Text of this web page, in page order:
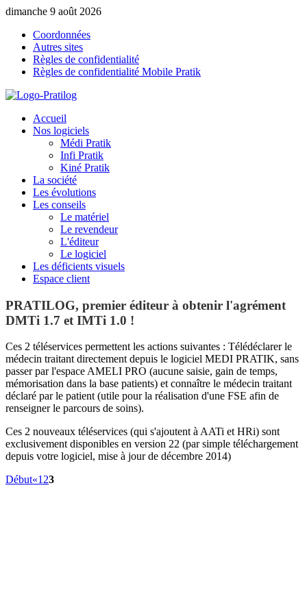
dimanche 9 août 2026
Coordonnées
Autres sites
Règles de confidentialité
Règles de confidentialité Mobile Pratik
Accueil
Nos logiciels
Médi Pratik
Infi Pratik
Kiné Pratik
La société
Les évolutions
Les conseils
Le matériel
Le revendeur
L'éditeur
Le logiciel
Les déficients visuels
Espace client
PRATILOG, premier éditeur à obtenir l'agrément
DMTi 1.7 et IMTi 1.0 !
Ces 2 téléservices permettent les actions suivantes : Télédéclarer le
médecin traitant directement depuis le logiciel MEDI PRATIK, sans
passer par l'espace AMELI PRO (aucune saisie, gain de temps,
mémorisation dans la base patients) et connaître le médecin traitant
déclaré par le patient (utile pour la réalisation d'une FSE afin de
renseigner le parcours de soins).
Ces 2 nouveaux téléservices (qui s'ajoutent à AATi et HRi) sont
exclusivement disponibles en version 22 (par simple téléchargement
depuis votre logiciel, mise à jour de décembre 2014)
Début«123